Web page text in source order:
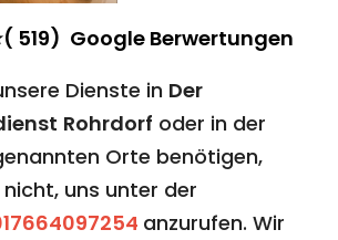
519) Google Berwertungen
Dienste in Der
Rohrdorf oder in der
Orte benötigen,
nicht, uns unter der
anzurufen. Wir